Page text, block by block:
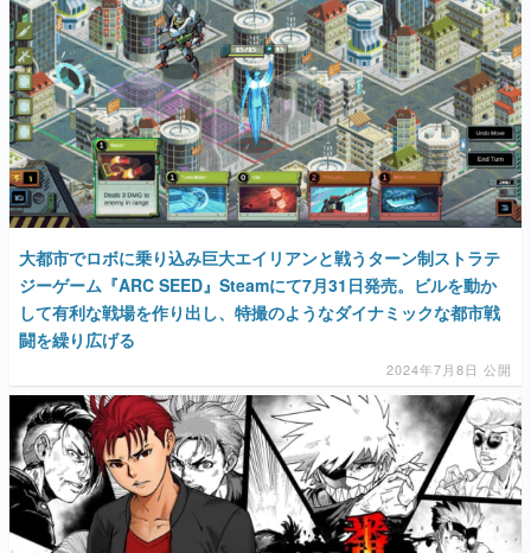
大都市でロボに乗り込み巨大エイリアンと戦うターン制ストラテ
ジーゲーム『ARC SEED』Steamにて7月31日発売。ビルを動か
して有利な戦場を作り出し、特撮のようなダイナミックな都市戦
闘を繰り広げる
2024年7月8日 公開